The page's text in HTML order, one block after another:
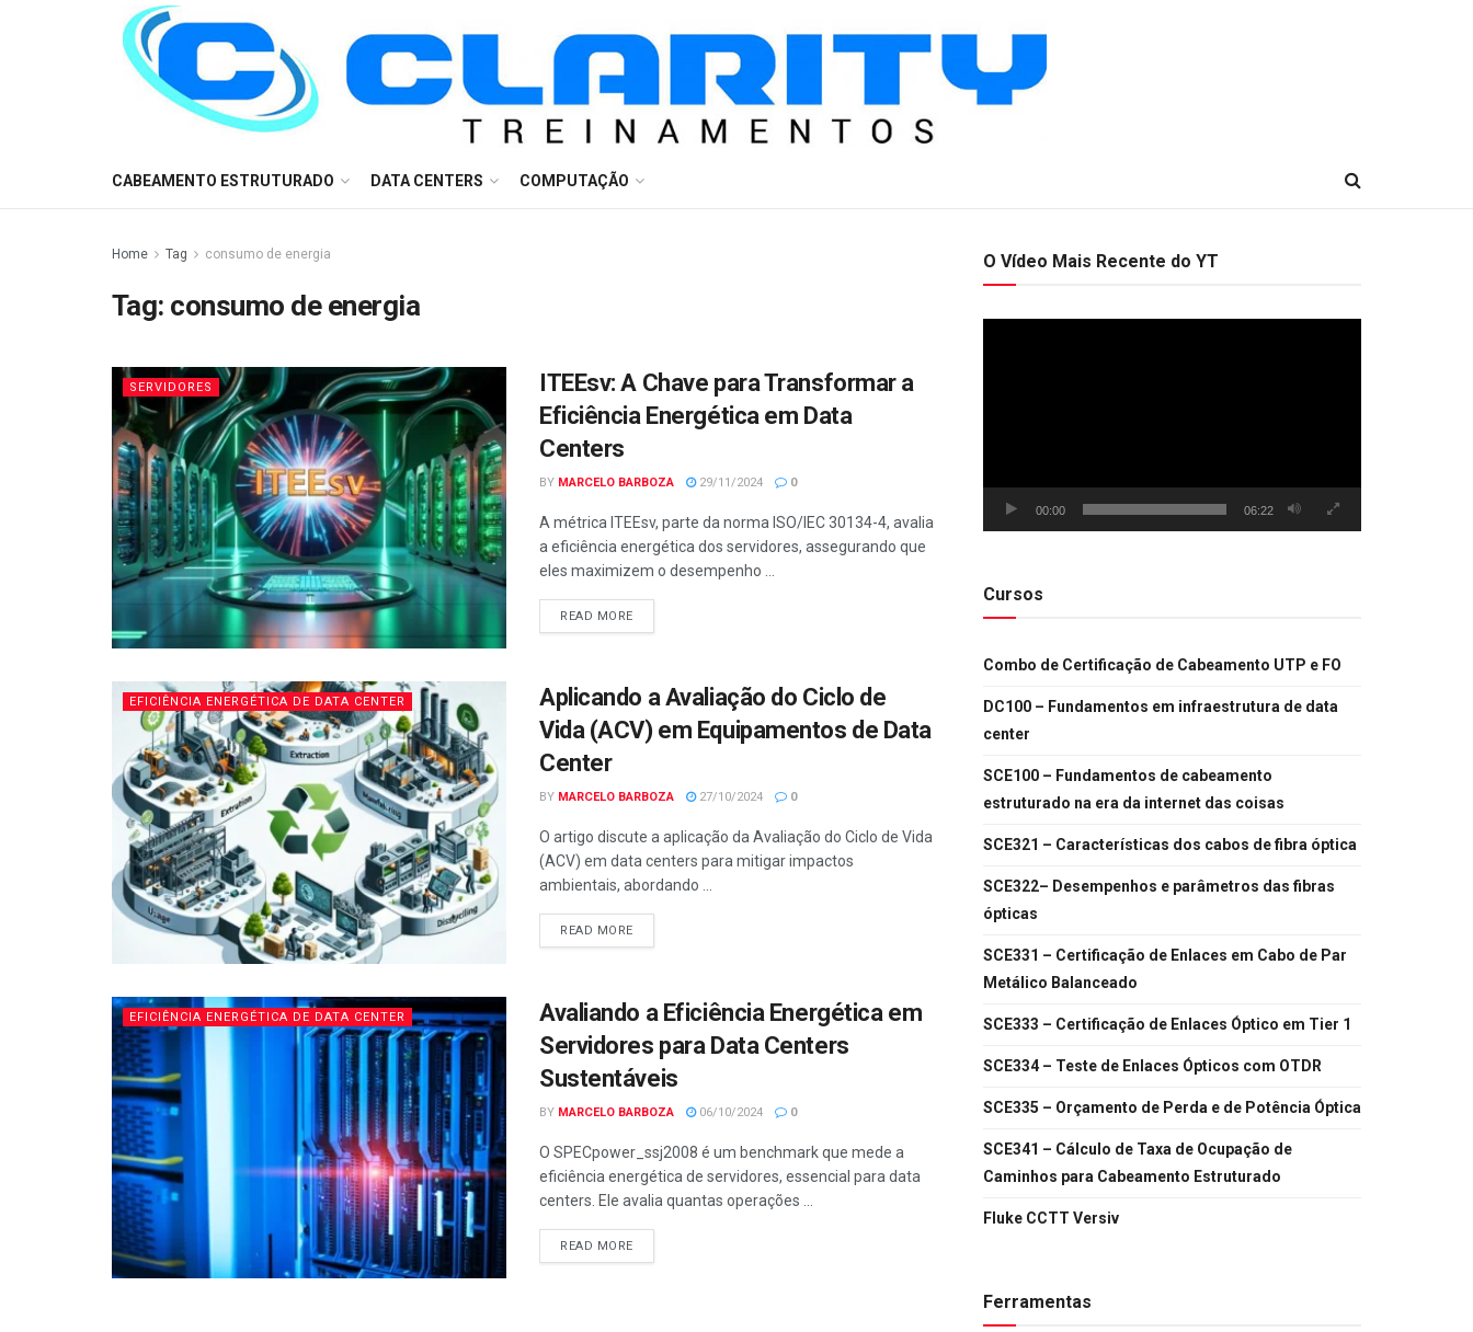
CABEAMENTO ESTRUTURADO DATA CENTERS COMPUTAÇÃO
Home Tag consumo de energia
Tag: consumo de energia
SERVIDORES
ITEEsv: A Chave para Transformar a
Eficiência Energética em Data
Centers
BY MARCELO BARBOZA 29/11/2024 0
A métrica ITEEsv, parte da norma ISO/IEC 30134-4, avalia
a eficiência energética dos servidores, assegurando que
eles maximizem o desempenho ...
READ MORE
EFICIÊNCIA ENERGÉTICA DE DATA CENTER
Aplicando a Avaliação do Ciclo de
Vida (ACV) em Equipamentos de Data
Center
BY MARCELO BARBOZA 27/10/2024 0
O artigo discute a aplicação da Avaliação do Ciclo de Vida
(ACV) em data centers para mitigar impactos
ambientais, abordando ...
READ MORE
EFICIÊNCIA ENERGÉTICA DE DATA CENTER
Avaliando a Eficiência Energética em
Servidores para Data Centers
Sustentáveis
BY MARCELO BARBOZA 06/10/2024 0
O SPECpower_ssj2008 é um benchmark que mede a
eficiência energética de servidores, essencial para data
centers. Ele avalia quantas operações ...
READ MORE
O Vídeo Mais Recente do YT
00:00 06:22
Cursos
Combo de Certificação de Cabeamento UTP e FO
DC100 – Fundamentos em infraestrutura de data
center
SCE100 – Fundamentos de cabeamento
estruturado na era da internet das coisas
SCE321 – Características dos cabos de fibra óptica
SCE322– Desempenhos e parâmetros das fibras
ópticas
SCE331 – Certificação de Enlaces em Cabo de Par
Metálico Balanceado
SCE333 – Certificação de Enlaces Óptico em Tier 1
SCE334 – Teste de Enlaces Ópticos com OTDR
SCE335 – Orçamento de Perda e de Potência Óptica
SCE341 – Cálculo de Taxa de Ocupação de
Caminhos para Cabeamento Estruturado
Fluke CCTT Versiv
Ferramentas